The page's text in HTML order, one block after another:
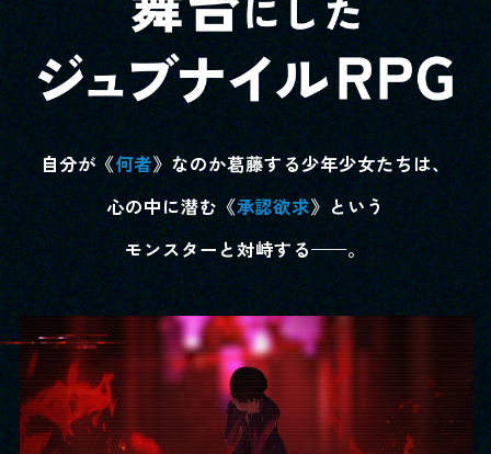
自分が《何者》なのか葛藤する少年少女たちは、
心の中に潜む《承認欲求》という
モンスターと対峙する——。